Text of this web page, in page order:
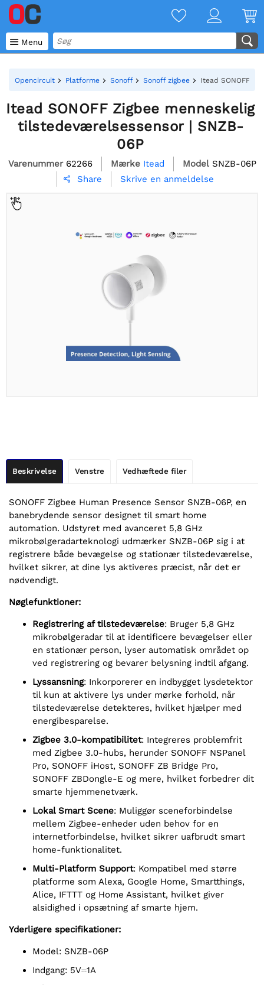
 Menu
Opencircuit Platforme Sonoff Sonoff zigbee Itead SONOFF
Itead SONOFF Zigbee menneskelig
tilstedeværelsessensor | SNZB-
06P
Varenummer 62266 Mærke Itead Model SNZB-06P
 Share Skrive en anmeldelse
Beskrivelse Venstre Vedhæftede filer
SONOFF Zigbee Human Presence Sensor SNZB-06P, en
banebrydende sensor designet til smart home
automation. Udstyret med avanceret 5,8 GHz
mikrobølgeradarteknologi udmærker SNZB-06P sig i at
registrere både bevægelse og stationær tilstedeværelse,
hvilket sikrer, at dine lys aktiveres præcist, når det er
nødvendigt.
Nøglefunktioner:
Registrering af tilstedeværelse: Bruger 5,8 GHz
mikrobølgeradar til at identificere bevægelser eller
en stationær person, lyser automatisk området op
ved registrering og bevarer belysning indtil afgang.
Lyssansning: Inkorporerer en indbygget lysdetektor
til kun at aktivere lys under mørke forhold, når
tilstedeværelse detekteres, hvilket hjælper med
energibesparelse.
Zigbee 3.0-kompatibilitet: Integreres problemfrit
med Zigbee 3.0-hubs, herunder SONOFF NSPanel
Pro, SONOFF iHost, SONOFF ZB Bridge Pro,
SONOFF ZBDongle-E og mere, hvilket forbedrer dit
smarte hjemmenetværk.
Lokal Smart Scene: Muliggør sceneforbindelse
mellem Zigbee-enheder uden behov for en
internetforbindelse, hvilket sikrer uafbrudt smart
home-funktionalitet.
Multi-Platform Support: Kompatibel med større
platforme som Alexa, Google Home, Smartthings,
Alice, IFTTT og Home Assistant, hvilket giver
alsidighed i opsætning af smarte hjem.
Yderligere specifikationer:
Model: SNZB-06P
Indgang: 5V⎓1A